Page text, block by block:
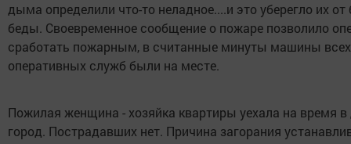
дыма определили что-то неладное....и это уберегло их
беды. Своевременное сообщение о пожаре позволило
сработать пожарным, в считанные минуты машины всех
оперативных служб были на месте.
Пожилая женщина - хозяйка квартиры уехала на время в
город. Пострадавших нет. Причина загорания